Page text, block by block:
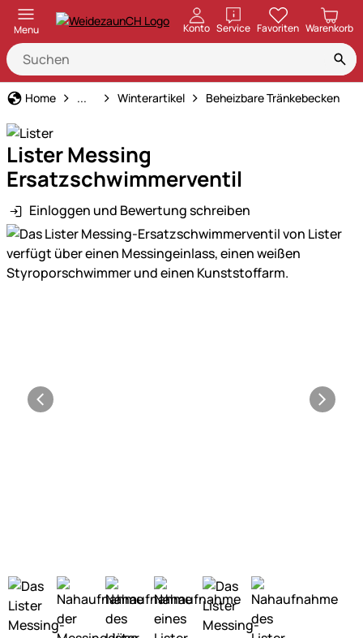
Menu Konto ServiceöffnenFavoriten Warenkorb
Home Haus und Hof
... Winterartikel Beheizbare Tränkebecken
Lister Messing
Ersatzschwimmerventil
Einloggen und Bewertung schreiben
Produktgalerie